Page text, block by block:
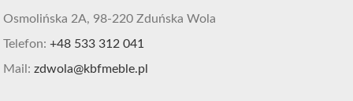
Osmolińska 2A, 98-220 Zduńska Wola
Telefon: +48 533 312 041
Mail: zdwola@kbfmeble.pl